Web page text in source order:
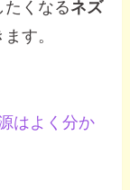
くなるネズ
す。
はよく分か